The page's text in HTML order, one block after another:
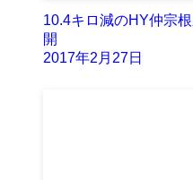
10.4キロ減のHY仲宗
開
2017年2月27日